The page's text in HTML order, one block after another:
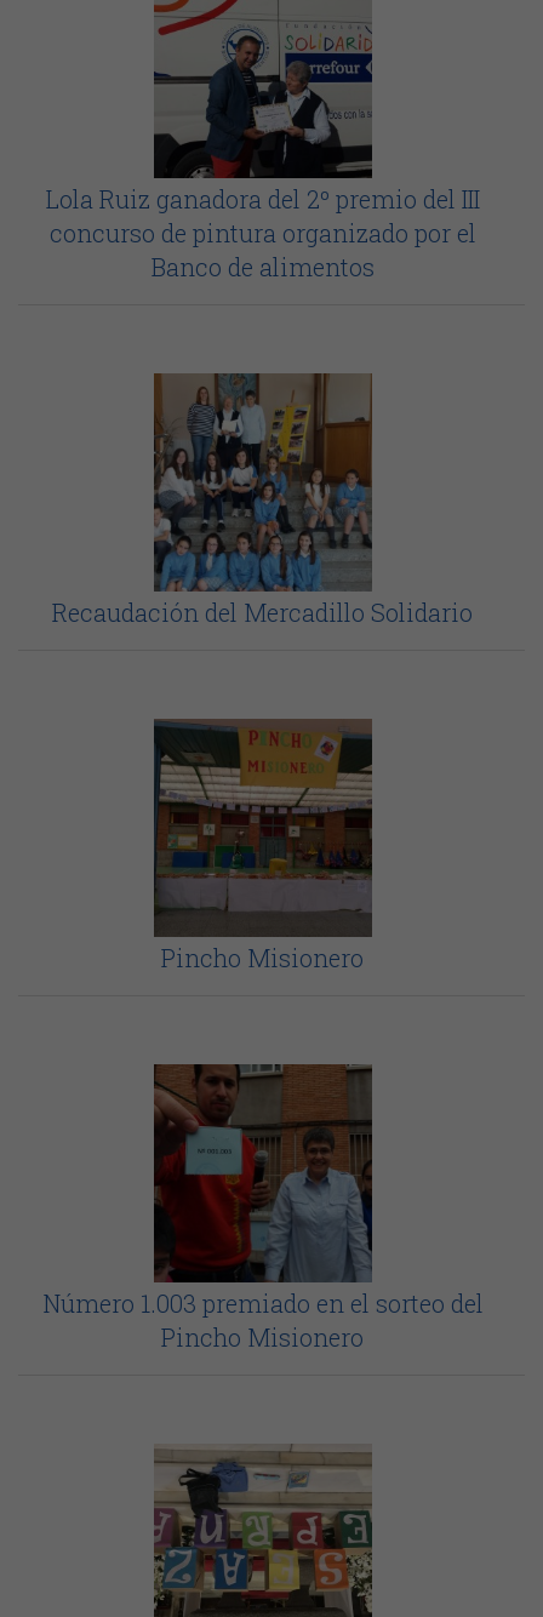
Lola Ruiz ganadora del 2º premio del III
concurso de pintura organizado por el
Banco de alimentos
Recaudación del Mercadillo Solidario
Pincho Misionero
Número 1.003 premiado en el sorteo del
Pincho Misionero